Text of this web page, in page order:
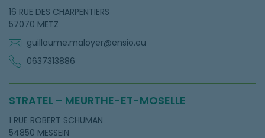
16 RUE DES CHARPENTIERS
57070 METZ
guillaume.maloyer@ensio.eu
0637313886
STRATEL – MEURTHE-ET-MOSELLE
1 RUE ROBERT SCHUMAN
54850 MESSEIN